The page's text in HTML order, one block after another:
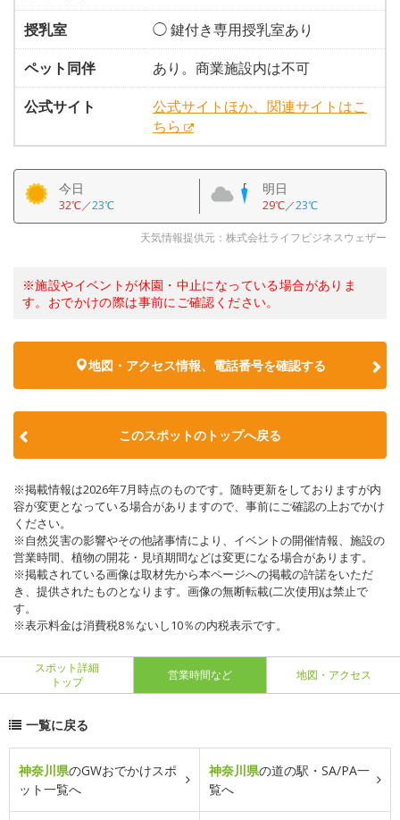
授乳室
◯ 鍵付き専用授乳室あり
ペット同伴
あり。商業施設内は不可
公式サイト
公式サイトほか、関連サイトはこ
ちら
今日
32℃／23℃
明日
29℃／23℃
天気情報提供元：株式会社ライフビジネスウェザー
※施設やイベントが休園・中止になっている場合がありま
す。おでかけの際は事前にご確認ください。
地図・アクセス情報、電話番号を確認する
このスポットのトップへ戻る
※掲載情報は2026年7月時点のものです。随時更新をしておりますが内
容が変更となっている場合がありますので、事前にご確認の上おでかけ
ください。
※自然災害の影響やその他諸事情により、イベントの開催情報、施設の
営業時間、植物の開花・見頃期間などは変更になる場合があります。
※掲載されている画像は取材先から本ページへの掲載の許諾をいただ
き、提供されたものとなります。画像の無断転載(二次使用)は禁止で
す。
※表示料金は消費税8％ないし10％の内税表示です。
スポット詳細
トップ
営業時間など 地図・アクセス
一覧に戻る
神奈川県のGWおでかけスポ
ット一覧へ
神奈川県の道の駅・SA/PA一
覧へ